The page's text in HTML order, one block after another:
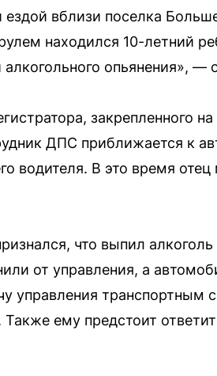
ездой вблизи поселка
находился 10-летний
опьянения», —
закрепленного
ДПС приближается к
водителя. В это время
что выпил
от управления, а
управления
ему предстоит